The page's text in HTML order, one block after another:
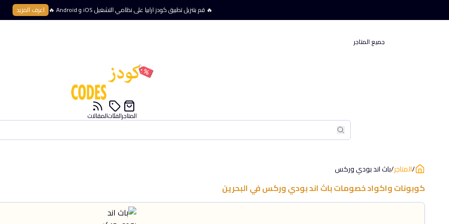
🔥 قم بتنزيل تطبيق كودز ارابيا على نظامي التشغيل iOS و Android 🔥 اعرف المزيد
جميع المتاجر
بحث
بحث
المتاجرالفئاتالمقالات
/المتاجر/باث اند بودي وركس
كوبونات واكواد خصوماتباث اند بودي وركسفيالبحرين